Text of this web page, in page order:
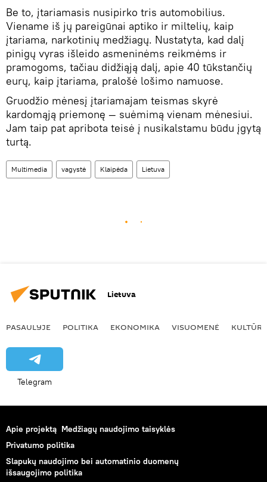
Be to, įtariamasis nusipirko tris automobilius.
Viename iš jų pareigūnai aptiko ir miltelių, kaip
įtariama, narkotinių medžiagų. Nustatyta, kad dalį
pinigų vyras išleido asmeninėms reikmėms ir
pramogoms, tačiau didžiąją dalį, apie 40 tūkstančių
eurų, kaip įtariama, pralošė lošimo namuose.
Gruodžio mėnesį įtariamajam teismas skyrė
kardomąją priemonę — suėmimą vienam mėnesiui.
Jam taip pat apribota teisė į nusikalstamu būdu įgytą
turtą.
Multimedia vagystė Klaipėda Lietuva
Lietuva
PASAULYJE POLITIKA EKONOMIKA VISUOMENĖ KULTŪRA
Telegram
Apie projektą Medžiagų naudojimo taisyklės
Privatumo politika
Slapukų naudojimo bei automatinio duomenų
išsaugojimo politika